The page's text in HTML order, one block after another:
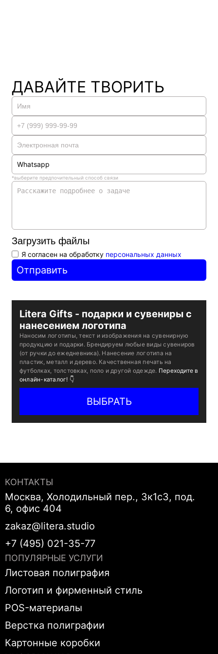
ДАВАЙТЕ ТВОРИТЬ
Whatsapp
Whatsapp
Telegram
*выберите предпочительный способ связи
Загрузить файлы
Я согласен на обработку персональных данных
Отправить
Litera Gifts - подарки и сувениры с
нанесением логотипа
Наносим логотипы, текст и изображения на сувенирную
продукцию и подарки. Брендируем любые виды сувениров
(от ручки до ежедневника). Нанесение логотипа на
пластик, металл и дерево. Качественная печать на
футболках, толстовках, поло и другой одежде. Переходите в
онлайн-каталог! 👇
ВЫБРАТЬ
КОНТАКТЫ
Москва, Холодильный пер., 3к1с3, под.
6, офис 404
zakaz@litera.studio
+7 (495) 021-35-77
ПОПУЛЯРНЫЕ УСЛУГИ
Листовая полиграфия
Логотип и фирменный стиль
POS-материалы
Верстка полиграфии
Картонные коробки